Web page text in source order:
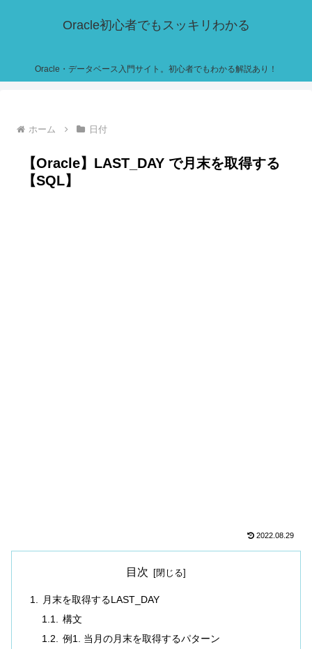
Oracle初心者でもスッキリわかる
Oracle・データベース入門サイト。初心者でもわかる解説あり！
ホーム 日付
【Oracle】LAST_DAY で月末を取得する
【SQL】
2022.08.29
目次
月末を取得するLAST_DAY
構文
例1. 当月の月末を取得するパターン